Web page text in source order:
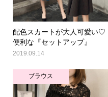
配色スカートが大人可愛い♡
便利な『セットアップ』
2019.09.14
ブラウス